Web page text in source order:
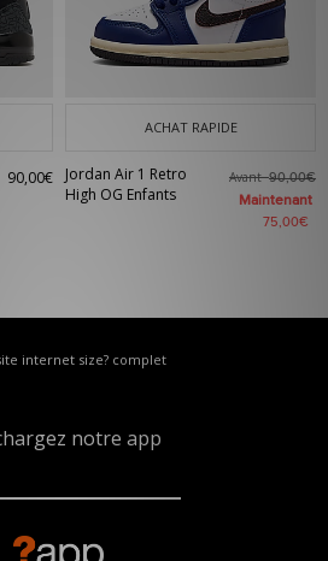
90,00€
ACHAT RAPIDE
Jordan Air 1 Retro
High OG Enfants
Avant90,00€
Maintenant
75,00€
internet size? complet
notre app